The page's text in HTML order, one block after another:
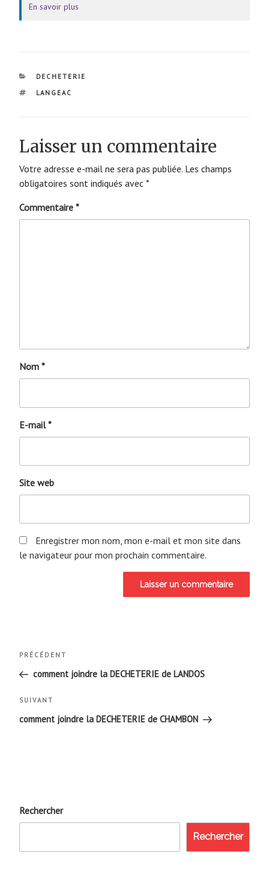
En savoir plus
CATÉGORIES
DECHETERIE
ÉTIQUETTES
LANGEAC
Laisser un commentaire
Votre adresse e-mail ne sera pas publiée. Les champs
obligatoires sont indiqués avec *
Commentaire *
Nom *
E-mail*
Site web
Enregistrer mon nom, mon e-mail et mon site dans
le navigateur pour mon prochain commentaire.
Navigation
de
l’article
Article
précédent
PRÉCÉDENT
comment joindre la DECHETERIE de LANDOS
Article
suivant
SUIVANT
comment joindre la DECHETERIE de CHAMBON
Rechercher
Rechercher